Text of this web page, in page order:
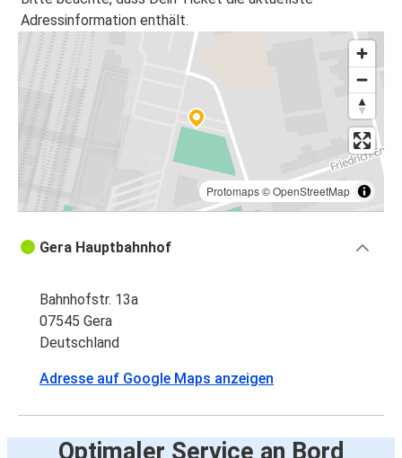
Adressinformation enthält.
Protomaps©OpenStreetMap
Gera Hauptbahnhof
Bahnhofstr. 13a
07545 Gera
Deutschland
Adresse auf Google Maps anzeigen
Optimaler Service an Bord